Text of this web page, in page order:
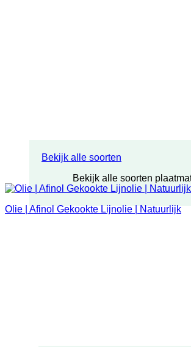
Bekijk alle soorten
Bekijk alle soorten
Olie | Afinol Gekookte Lijnolie | Natuurlijk